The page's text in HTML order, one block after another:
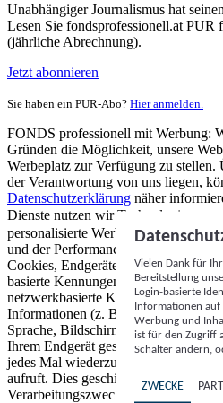
Unabhängiger Journalismus hat
Lesen Sie fondsprofessionell.at PUR
(jährliche Abrechnung).
Jetzt abonnieren
Sie haben ein PUR-Abo? Hier anmelden.
FONDS professionell mit Werbung:
Gründen die Möglichkeit, unsere
Werbeplatz zur Verfügung zu stellen.
der Verantwortung von uns liegen,
Datenschutzerklärung näher
Dienste nutzen wir Technologien von
personalisierte Werbung und Inhalte,
und der Performance von Inhalten
Cookies, Endgeräte- oder ähnliche
basierte Kennungen, zufällig
netzwerkbasierte Kennungen)
Informationen (z. B. Browsertyp und
Sprache, Bildschirmgröße,
Ihrem Endgerät gespeichert oder von
jedes Mal wiederzuerkennen, wenn
aufruft. Dies geschieht für einen oder
Verarbeitungszwecke.
Vielen Dank für
Bereitstellung
Login-basierte
Informationen auf
Werbung und
ist für den Zugriff
Schalter ändern,
ZWECKE